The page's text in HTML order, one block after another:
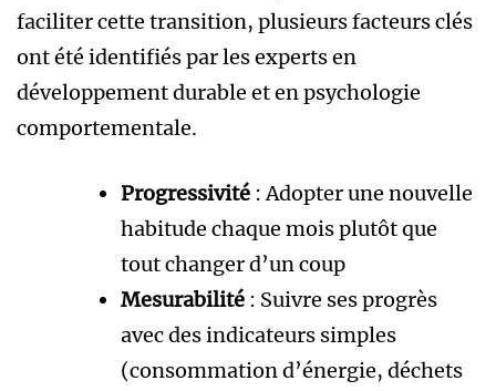
faciliter cette transition, plusieurs facteurs clés
ont été identifiés par les experts en
développement durable et en psychologie
comportementale.
Progressivité : Adopter une nouvelle
habitude chaque mois plutôt que
tout changer d’un coup
Mesurabilité : Suivre ses progrès
avec des indicateurs simples
(consommation d’énergie, déchets